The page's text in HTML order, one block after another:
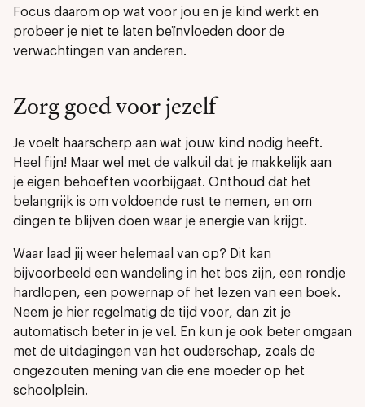
Focus daarom op wat voor jou en je kind werkt en
probeer je niet te laten beïnvloeden door de
verwachtingen van anderen.
Zorg goed voor jezelf
Je voelt haarscherp aan wat jouw kind nodig heeft.
Heel fijn! Maar wel met de valkuil dat je makkelijk aan
je eigen behoeften voorbijgaat. Onthoud dat het
belangrijk is om voldoende rust te nemen, en om
dingen te blijven doen waar je energie van krijgt.
Waar laad jij weer helemaal van op? Dit kan
bijvoorbeeld een wandeling in het bos zijn, een rondje
hardlopen, een powernap of het lezen van een boek.
Neem je hier regelmatig de tijd voor, dan zit je
automatisch beter in je vel. En kun je ook beter omgaan
met de uitdagingen van het ouderschap, zoals de
ongezouten mening van die ene moeder op het
schoolplein.